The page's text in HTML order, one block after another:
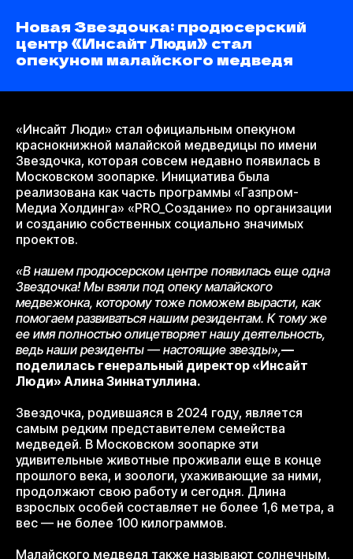
Новая Звездочка: продюсерский
центр «Инсайт Люди» стал
опекуном малайского медведя
«Инсайт Люди» стал официальным опекуном
краснокнижной малайской медведицы по имени
Звездочка, которая совсем недавно появилась в
Московском зоопарке. Инициатива была
реализована как часть программы «Газпром-
Медиа Холдинга» «PRO_Создание» по организации
и созданию собственных социально значимых
проектов.
«В нашем продюсерском центре появилась еще одна
Звездочка! Мы взяли под опеку малайского
медвежонка, которому тоже поможем вырасти, как
помогаем развиваться нашим резидентам. К тому же
ее имя полностью олицетворяет нашу деятельность,
ведь наши резиденты — настоящие звезды»,—
поделилась генеральный директор «Инсайт
Люди» Алина Зиннатуллина.
Звездочка, родившаяся в 2024 году, является
самым редким представителем семейства
медведей. В Московском зоопарке эти
удивительные животные проживали еще в конце
прошлого века, и зоологи, ухаживающие за ними,
продолжают свою работу и сегодня. Длина
взрослых особей составляет не более 1,6 метра, а
вес — не более 100 килограммов.
Малайского медведя также называют солнечным.